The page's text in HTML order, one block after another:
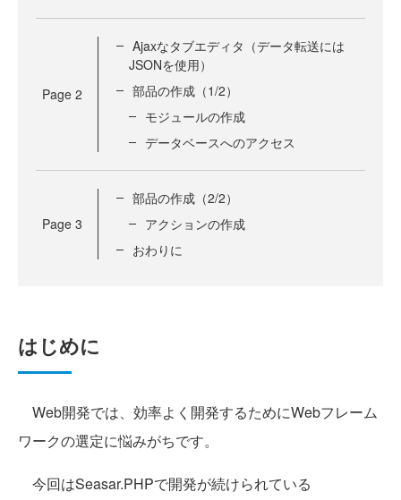
Page 2
Ajaxなタブエディタ（データ転送には
JSONを使用）
部品の作成（1/2）
モジュールの作成
データベースへのアクセス
Page 3
部品の作成（2/2）
アクションの作成
おわりに
はじめに
Web開発では、効率よく開発するためにWebフレーム
ワークの選定に悩みがちです。
今回はSeasar.PHPで開発が続けられている